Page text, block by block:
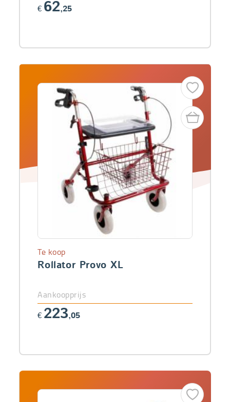
€ 62,25
Rollator Provo XL
Te koop
Aankoopprijs
€ 223,05